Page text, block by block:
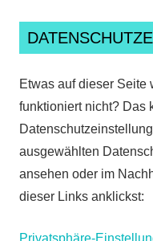
Etwas auf dieser Seite
funktioniert nicht? Das
ausgewählten
ansehen oder im
dieser Links anklickst:
Privatsphäre-